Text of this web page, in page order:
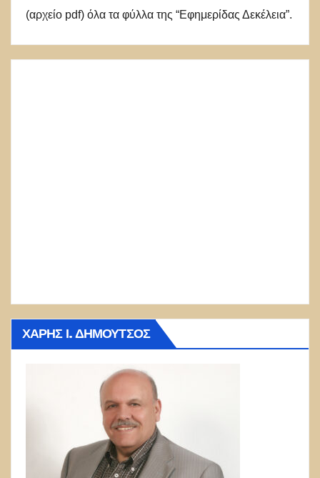
(αρχείο pdf) όλα τα φύλλα της “Εφημερίδας Δεκέλεια”.
ΧΆΡΗΣ Ι. ΔΗΜΟΎΤΣΟΣ